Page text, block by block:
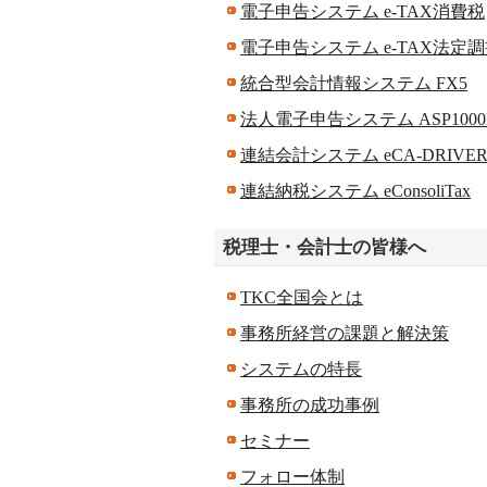
電子申告システム e-TAX消費税
電子申告システム e-TAX法定
統合型会計情報システム FX5
法人電子申告システム
連結会計システム eCA-DRIVER
連結納税システム eConsoliTax
税理士・会計士の皆様へ
TKC全国会とは
事務所経営の課題と解決策
システムの特長
事務所の成功事例
セミナー
フォロー体制